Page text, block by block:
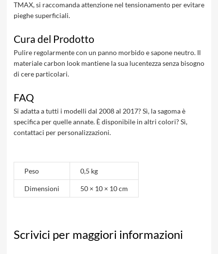
TMAX, si raccomanda attenzione nel tensionamento per evitare
pieghe superficiali.
Cura del Prodotto
Pulire regolarmente con un panno morbido e sapone neutro. Il
materiale carbon look mantiene la sua lucentezza senza bisogno
di cere particolari.
FAQ
Si adatta a tutti i modelli dal 2008 al 2017? Sì, la sagoma è
specifica per quelle annate. È disponibile in altri colori? Sì,
contattaci per personalizzazioni.
Peso 0,5 kg
Dimensioni 50 × 10 × 10 cm
Scrivici per maggiori informazioni